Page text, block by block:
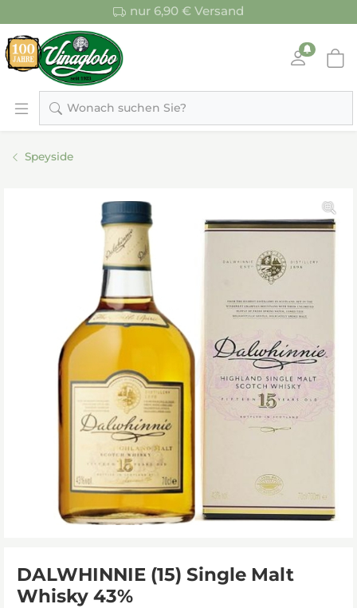
nur 6,90 € Versand
Wonach suchen Sie?
Speyside
DALWHINNIE (15) Single Malt
Whisky 43%